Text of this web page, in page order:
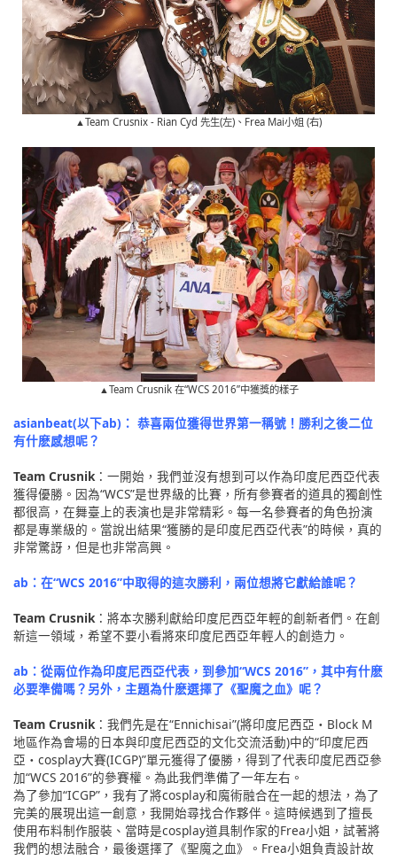
▲Team Crusnix - Rian Cyd 先生(左)、Frea Mai小姐 (右)
▲Team Crusnik 在“WCS 2016”中獲獎的樣子
asianbeat(以下ab)： 恭喜兩位獲得世界第一稱號！勝利之後二位
有什麽感想呢？
Team Crusnik：一開始，我們並沒有想到可以作為印度尼西亞代表
獲得優勝。因為“WCS”是世界級的比賽，所有參賽者的道具的獨創性
都很高，在舞臺上的表演也是非常精彩。每一名參賽者的角色扮演
都是專業級的。當說出結果“獲勝的是印度尼西亞代表”的時候，真的
非常驚訝，但是也非常高興。
ab：在“WCS 2016”中取得的這次勝利，兩位想將它獻給誰呢？
Team Crusnik：將本次勝利獻給印度尼西亞年輕的創新者們。在創
新這一領域，希望不要小看將來印度尼西亞年輕人的創造力。
ab：從兩位作為印度尼西亞代表，到參加“WCS 2016”，其中有什麽
必要準備嗎？另外，主題為什麽選擇了《聖魔之血》呢？
Team Crusnik：我們先是在“Ennichisai”(將印度尼西亞・Block M
地區作為會場的日本與印度尼西亞的文化交流活動)中的“印度尼西
亞・cosplay大賽(ICGP)”單元獲得了優勝，得到了代表印度尼西亞參
加“WCS 2016”的參賽權。為此我們準備了一年左右。
為了參加“ICGP”，我有了將cosplay和魔術融合在一起的想法，為了
完美的展現出這一創意，我開始尋找合作夥伴。這時候遇到了擅長
使用布料制作服裝、當時是cosplay道具制作家的Frea小姐，試著將
我們的想法融合，最後選擇了《聖魔之血》。Frea小姐負責設計故